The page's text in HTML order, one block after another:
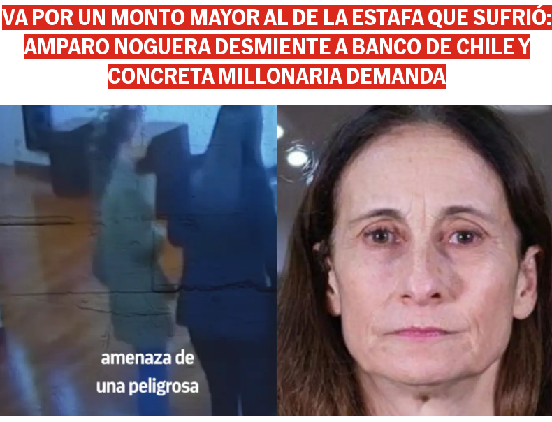
VA POR UN MONTO MAYOR AL DE LA ESTAFA QUE SUFRIÓ:
AMPARO NOGUERA DESMIENTE A BANCO DE CHILE Y
CONCRETA MILLONARIA DEMANDA